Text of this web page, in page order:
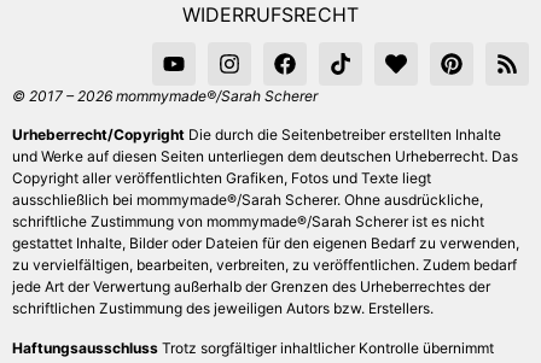
WIDERRUFSRECHT
© 2017 – 2026 mommymade®/Sarah Scherer
Urheberrecht/Copyright Die durch die Seitenbetreiber erstellten Inhalte
und Werke auf diesen Seiten unterliegen dem deutschen Urheberrecht. Das
Copyright aller veröffentlichten Grafiken, Fotos und Texte liegt
ausschließlich bei mommymade®/Sarah Scherer. Ohne ausdrückliche,
schriftliche Zustimmung von mommymade®/Sarah Scherer ist es nicht
gestattet Inhalte, Bilder oder Dateien für den eigenen Bedarf zu verwenden,
zu vervielfältigen, bearbeiten, verbreiten, zu veröffentlichen. Zudem bedarf
jede Art der Verwertung außerhalb der Grenzen des Urheberrechtes der
schriftlichen Zustimmung des jeweiligen Autors bzw. Erstellers.
Haftungsausschluss Trotz sorgfältiger inhaltlicher Kontrolle übernimmt